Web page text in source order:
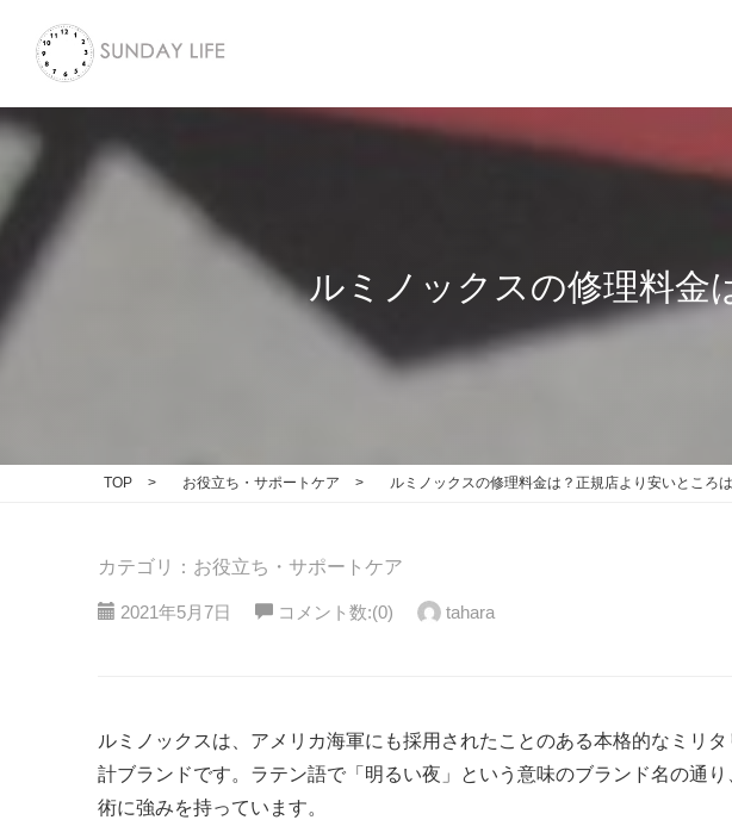
ルミノックスの修理料金
TOP > お役立ち・サポートケア > ルミノックスの修理料金は？正規店より安いところ
カテゴリ：お役立ち・サポートケア
2021年5月7日 コメント数:(0) tahara
ルミノックスは、アメリカ海軍にも採用されたことのある本格的なミリ
計ブランドです。ラテン語で「明るい夜」という意味のブランド名の通
術に強みを持っています。